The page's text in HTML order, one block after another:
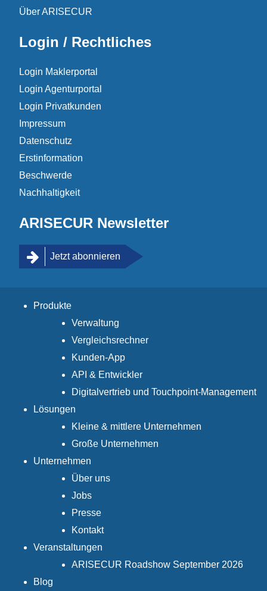
Über ARISECUR
Login / Rechtliches
Login Maklerportal
Login Agenturportal
Login Privatkunden
Impressum
Datenschutz
Erstinformation
Beschwerde
Nachhaltigkeit
ARISECUR Newsletter
Jetzt abonnieren
Produkte
Verwaltung
Vergleichsrechner
Kunden-App
API & Entwickler
Digitalvertrieb und Touchpoint-Management
Lösungen
Kleine & mittlere Unternehmen
Große Unternehmen
Unternehmen
Über uns
Jobs
Presse
Kontakt
Veranstaltungen
ARISECUR Roadshow September 2026
Blog